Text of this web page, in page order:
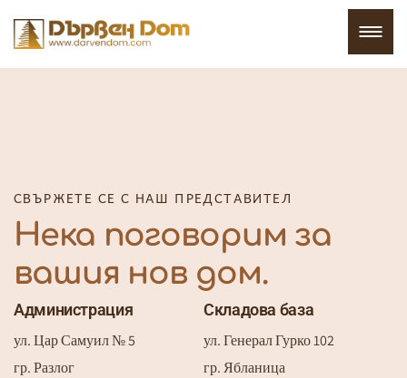
СВЪРЖЕТЕ СЕ С НАШ ПРЕДСТАВИТЕЛ
Нека поговорим за
вашия нов дом.
Администрация
ул. Цар Самуил № 5
гр. Разлог
Складова база
ул. Генерал Гурко 102
гр. Ябланица